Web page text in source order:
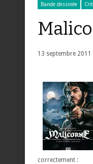
Bande dessinée
13 septembre 2011
correctement :